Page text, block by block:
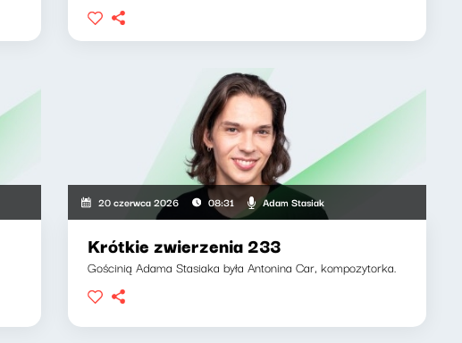
20 czerwca 2026 08:31 Adam Stasiak
Krótkie zwierzenia 233
Gościnią Adama Stasiaka była Antonina Car, kompozytorka.